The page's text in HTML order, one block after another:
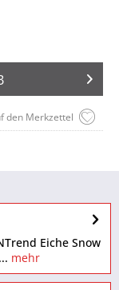
den Merkzettel
Eiche Snow
mehr